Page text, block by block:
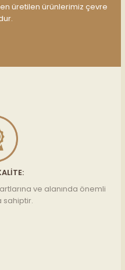
üretilen ürünlerimiz çevre
ve alanında önemli
sahiptir.